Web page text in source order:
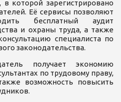
в которой зарегистрировано
Её сервисы позволяют
бесплатный аудит
и охраны труда, а также
специалиста по
законодательства.
получает экономию
по трудовому праву,
возможность повысить